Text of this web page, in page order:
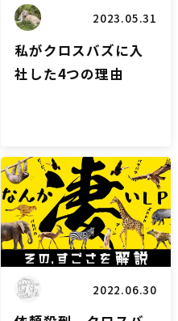
2023.05.31
私がクロスバズに入
社した4つの理由
LPブログ
2022.06.30